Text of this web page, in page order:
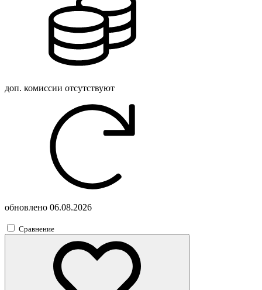
доп. комиссии отсутствуют
обновлено 06.08.2026
Сравнение